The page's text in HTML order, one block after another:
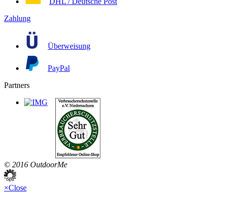
Zahlung
Überweisung
PayPal
Partners
© 2016 OutdoorMe
×Close